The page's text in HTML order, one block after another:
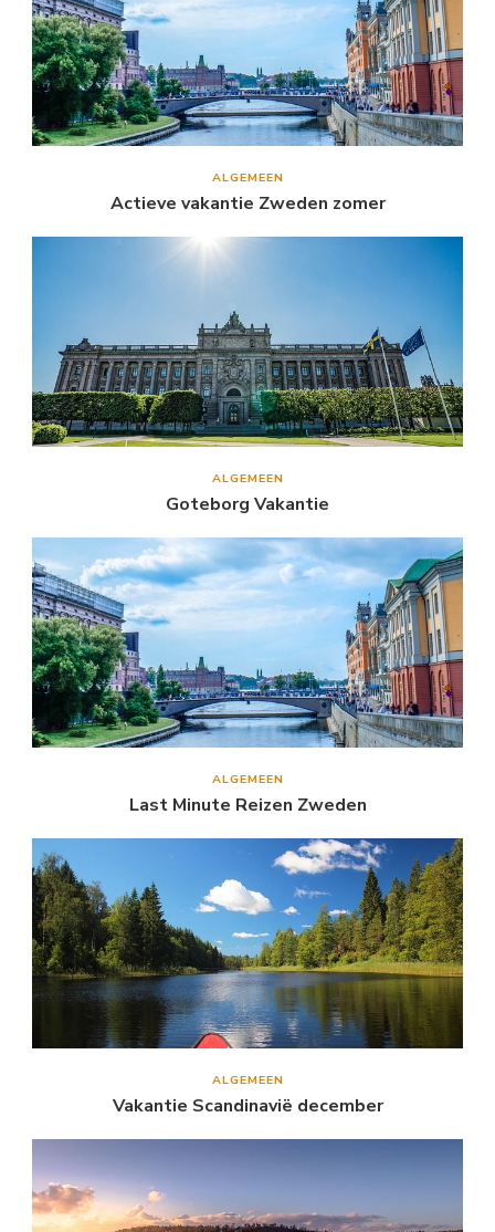
ALGEMEEN
Actieve vakantie Zweden zomer
ALGEMEEN
Goteborg Vakantie
ALGEMEEN
Last Minute Reizen Zweden
ALGEMEEN
Vakantie Scandinavië december